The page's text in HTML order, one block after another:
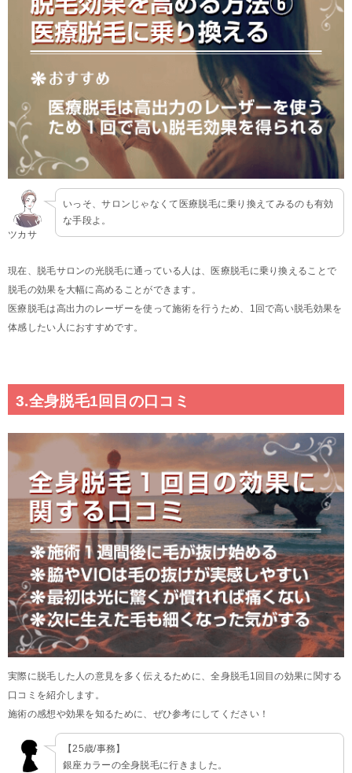
ツカサ
いっそ、サロンじゃなくて医療脱毛に乗り換えてみるのも有効
な手段よ。
現在、脱毛サロンの光脱毛に通っている人は、医療脱毛に乗り換えることで
脱毛の効果を大幅に高めることができます。
医療脱毛は高出力のレーザーを使って施術を行うため、1回で高い脱毛効果を
体感したい人におすすめです。
3.全身脱毛1回目の口コミ
実際に脱毛した人の意見を多く伝えるために、全身脱毛1回目の効果に関する
口コミを紹介します。
施術の感想や効果を知るために、ぜひ参考にしてください！
【25歳/事務】
銀座カラーの全身脱毛に行きました。